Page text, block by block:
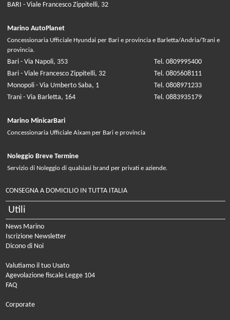
BARI - Viale Francesco Zippitelli, 32
Marino AutoPlanet
Concessionaria Ufficiale Hyundai per Bari e provincia e Barletta/Andria/Trani e
provincia.
Bari - Via Napoli, 353
Tel. 0809995400
Bari - Viale Francesco Zippitelli, 32
Tel. 0805608111
Monopoli - Via Umberto Saba, 1
Tel. 0808971233
Trani - Via Barletta, 164
Tel. 0883935179
Marino MinicarBari
Concessionaria Ufficiale Aixam per Bari e provincia
Noleggio Breve Termine
Servizio di Noleggio di qualsiasi brand per privati e aziende.
CONSEGNA A DOMICILIO IN TUTTA ITALIA
Utili
News Marino
Iscrizione Newsletter
Dicono di Noi
Valutiamo il tuo Usato
Agevolazione fiscale Legge 104
FAQ
Corporate